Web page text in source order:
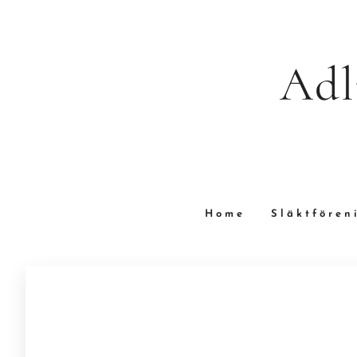
Home